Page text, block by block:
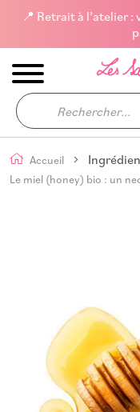
📍 Retrait à l’atelier
Accueil
Le miel (honey) bio : un